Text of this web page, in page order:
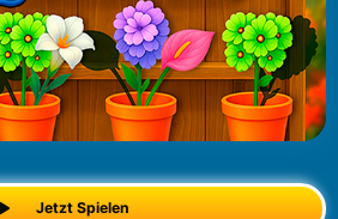
Jetzt Spielen